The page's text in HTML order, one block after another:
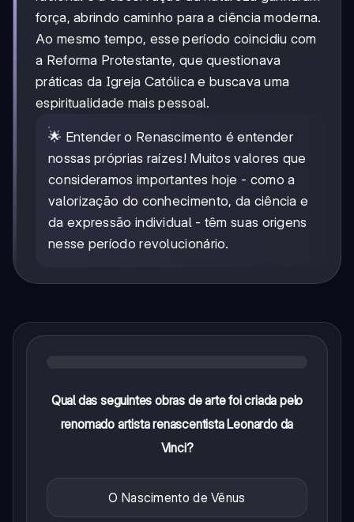
força, abrindo caminho para a ciência moderna.
Ao mesmo tempo, esse período coincidiu com
a Reforma Protestante, que questionava
práticas da Igreja Católica e buscava uma
espiritualidade mais pessoal.
🌟 Entender o Renascimento é entender
nossas próprias raízes! Muitos valores que
consideramos importantes hoje - como a
valorização do conhecimento, da ciência e
da expressão individual - têm suas origens
nesse período revolucionário.
Qual das seguintes obras de arte foi criada pelo
renomado artista renascentista Leonardo da
Vinci?
O Nascimento de Vênus